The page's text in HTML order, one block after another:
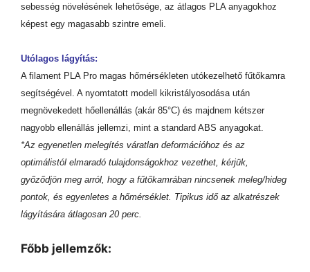
sebesség növelésének lehetősége, az átlagos PLA anyagokhoz
képest egy magasabb szintre emeli.
Utólagos lágyítás:
A filament PLA Pro magas hőmérsékleten utókezelhető fűtőkamra
segítségével. A nyomtatott modell kikristályosodása után
megnövekedett hőellenállás (akár 85°C) és majdnem kétszer
nagyobb ellenállás jellemzi, mint a standard ABS anyagokat.
*Az egyenetlen melegítés váratlan deformációhoz és az
optimálistól elmaradó tulajdonságokhoz vezethet, kérjük,
győződjön meg arról, hogy a fűtőkamrában nincsenek meleg/hideg
pontok, és egyenletes a hőmérséklet. Tipikus idő az alkatrészek
lágyítására átlagosan 20 perc.
Főbb jellemzők: